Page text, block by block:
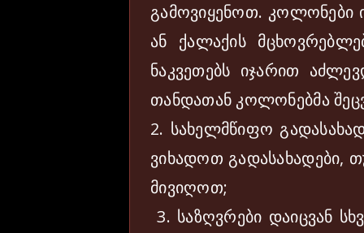
გამოვიყენოთ. კოლონები
ან ქალაქის
ნაკვეთებს იჯარით
თანდათან კოლონებმა
2. სახელმწიფო
ვიხადოთ გადასახადები,
მივიღოთ;
3. საზღვრები დაიცვან